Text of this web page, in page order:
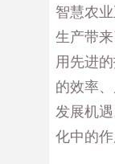
智慧农
生产带
用先进
的效率
发展机
化中的作